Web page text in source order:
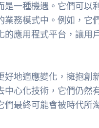
一種機遇。它們可以
務模式中。例如，它
應用程式平台，讓用
地適應變化，擁抱創
心化技術，它們仍然
最終可能會被時代所